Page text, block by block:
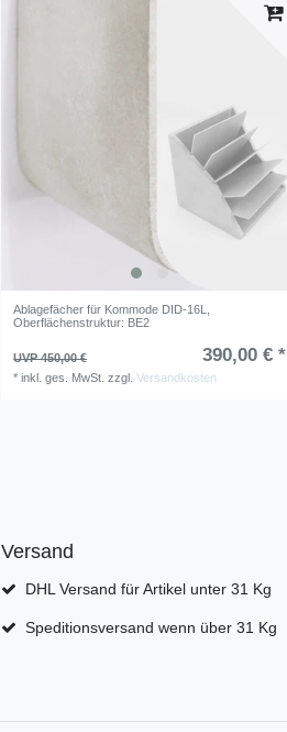
Ablagefächer für Kommode DID-16L,
Oberflächenstruktur: BE2
UVP 450,00 € 390,00 € *
*inkl. ges. MwSt. zzgl.Versandkosten
Versand
DHL Versand für Artikel unter 31 Kg
Speditionsversand wenn über 31 Kg